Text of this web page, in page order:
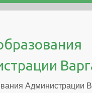
Администрации